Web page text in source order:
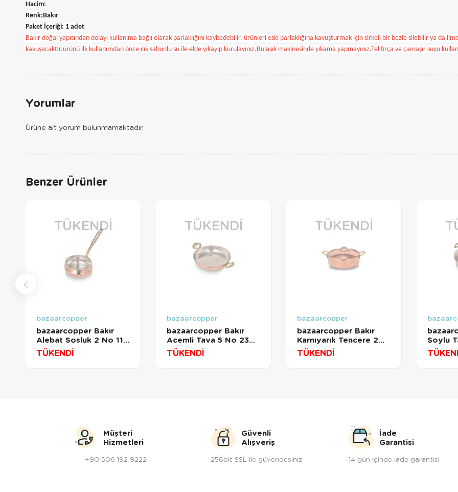
Hacim:
Renk:Bakır
Paket İçeriği: 1 adet
Bakır doğal yapısından dolayı kullanıma bağlı olarak parlaklığını kaybedebilir, ürünleri eski parlaklığına kavuşturmak için sirkeli bir bezle silebilir ya da
kavuşacaktır.ürünü ilk kullanımdan önce ılık sabunlu su ile elde yıkayıp kurulayınız.Bulaşık makinesinde yıkama yapmayınız.Tel fırça ve çamaşır suyu
Yorumlar
Ürüne ait yorum bulunmamaktadır.
Benzer Ürünler
TÜKENDI
bazaarcopper
bazaarcopper Bakır
Alebat Sosluk 2 No 11
Cm Makine Dövme
Kırmızı
TÜKENDİ
TÜKENDI
bazaarcopper
bazaarcopper Bakır
Acemli Tava 5 No 23
Cm Makine Dövme
Kırmızı
TÜKENDİ
TÜKENDI
bazaarcopper
bazaarcopper Bakır
Karnıyarık Tencere 2
No 18 Cm El Dövme
Kırmızı
TÜKENDİ
Soylu
Kalın
Müşteri
Hizmetleri
+90 506 192 9222
Güvenli
Alışveriş
256bit SSL ile güvendesiniz
İade
Garantisi
14 gün içinde iade garantisi